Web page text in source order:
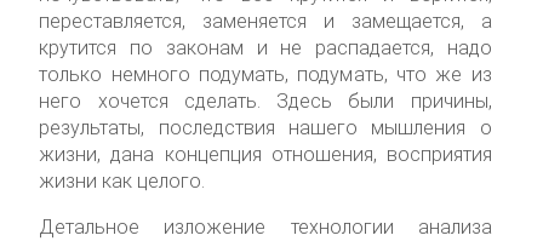
переставляется, заменяется и замещается, а
крутится по законам и не распадается, надо
только немного подумать, подумать, что же из
него хочется сделать. Здесь были причины,
результаты, последствия нашего мышления о
жизни, дана концепция отношения, восприятия
жизни как целого.
Детальное изложение технологии анализа